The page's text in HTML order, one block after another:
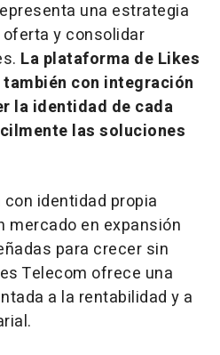
una estrategia
y consolidar
La plataforma de Likes
con integración
la identidad de cada
las soluciones
identidad propia
mercado en expansión
para crecer sin
Telecom ofrece una
a la rentabilidad y a